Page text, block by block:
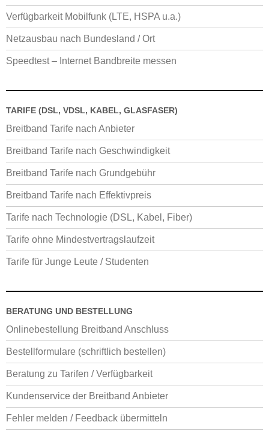
Verfügbarkeit Mobilfunk (LTE, HSPA u.a.)
Netzausbau nach Bundesland / Ort
Speedtest – Internet Bandbreite messen
TARIFE (DSL, VDSL, KABEL, GLASFASER)
Breitband Tarife nach Anbieter
Breitband Tarife nach Geschwindigkeit
Breitband Tarife nach Grundgebühr
Breitband Tarife nach Effektivpreis
Tarife nach Technologie (DSL, Kabel, Fiber)
Tarife ohne Mindestvertragslaufzeit
Tarife für Junge Leute / Studenten
BERATUNG UND BESTELLUNG
Onlinebestellung Breitband Anschluss
Bestellformulare (schriftlich bestellen)
Beratung zu Tarifen / Verfügbarkeit
Kundenservice der Breitband Anbieter
Fehler melden / Feedback übermitteln